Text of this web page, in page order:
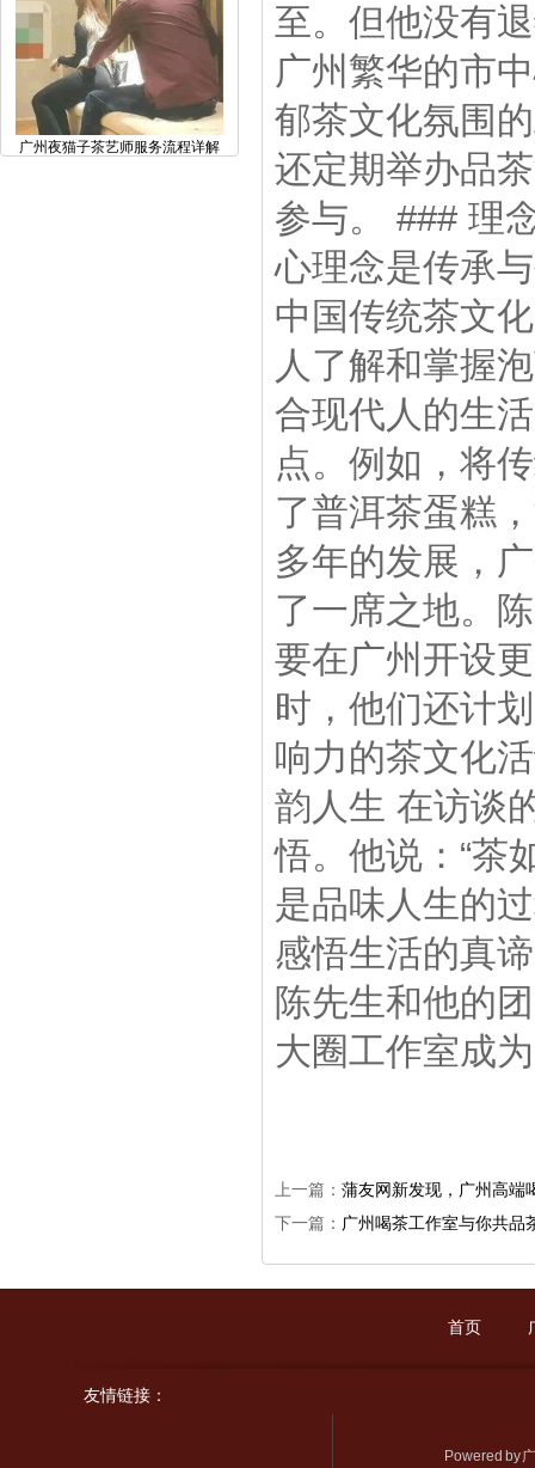
广州夜猫子茶艺师服务流程详解
至。但他没有
广州繁华的市
郁茶文化氛围
还定期举办品
参与。 ### 理
心理念是传承
中国传统茶文
人了解和掌握
合现代人的生
点。例如，将
了普洱茶蛋糕
多年的发展，
了一席之地。
要在广州开设
时，他们还计
响力的茶文化
韵人生 在访谈
悟。他说：“茶
是品味人生的
感悟生活的真
陈先生和他的
大圈工作室成
上一篇： 蒲友网新发现，广州高端
下一篇： 广州喝茶工作室与你共品
首页
友情链接：
Powered by